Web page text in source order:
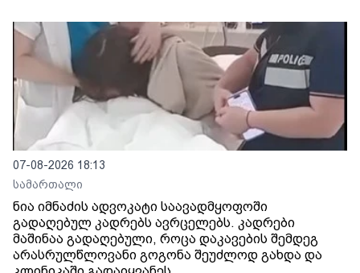
07-08-2026 18:13
სამართალი
ნია იმნაძის ადვოკატი საავადმყოფოში
გადაღებულ კადრებს ავრცელებს. კადრები
მაშინაა გადაღებული, როცა დაკავების შემდეგ
არასრულწლოვანი გოგონა შეუძლოდ გახდა და